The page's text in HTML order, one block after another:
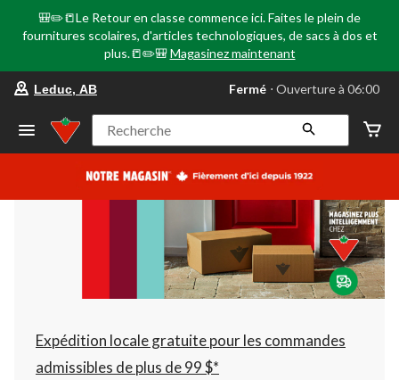
🎒✏️📒Le Retour en classe commence ici. Faites le plein de
fournitures scolaires, d'articles technologiques, de sacs à dos et
plus.📒✏️🎒 Magasinez maintenant
votre
préféré
Leduc,
AB,
courament
Ouverture
à
06:00
cliquer
pour
changer
Leduc, AB Fermé ⋅ Ouverture à 06:00
Recherche
Expédition locale gratuite pour les commandes
admissibles de plus de 99 $*